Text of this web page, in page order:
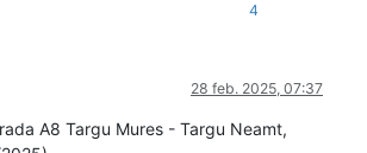
4
28 feb. 2025, 07:37
A8 Targu Mures - Targu Neamt,